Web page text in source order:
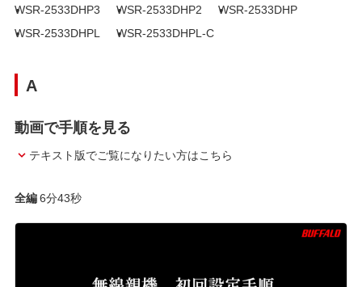
WSR-2533DHP3 WSR-2533DHP2
WSR-2533DHP
WSR-2533DHPL
WSR-2533DHPL-C
A
動画で手順を見る
テキスト版でご覧になりたい方はこちら
全編6分43秒